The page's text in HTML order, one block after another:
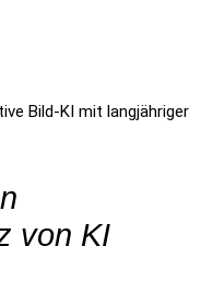
Bild-KI mit langjähriger
von KI